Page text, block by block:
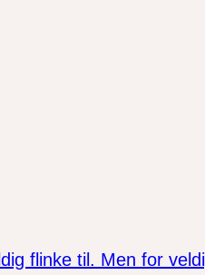
flinke til. Men for